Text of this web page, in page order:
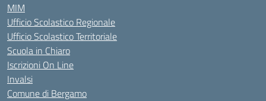
MIM
Ufficio Scolastico Regionale
Ufficio Scolastico Territoriale
Scuola in Chiaro
Iscrizioni On Line
Invalsi
Comune di Bergamo